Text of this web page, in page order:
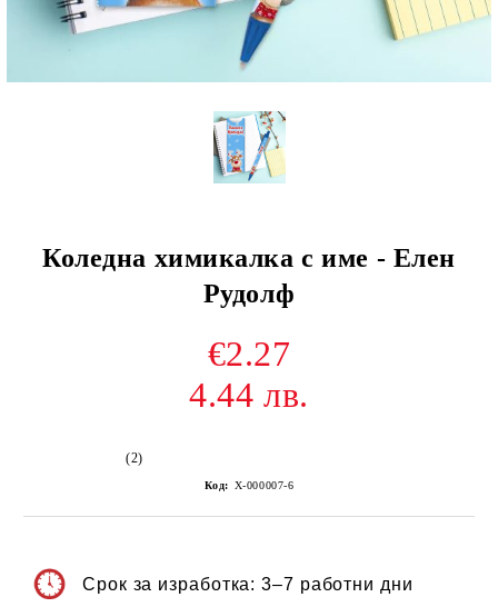
Коледна химикалка с име - Елен
Рудолф
€2.27
4.44 лв.
(2)
Код: Х-000007-6
Срок за изработка: 3–7 работни дни